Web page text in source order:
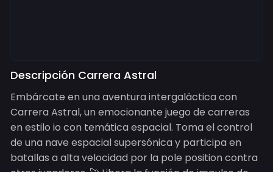
Descripción Carrera Astral
Embárcate en una aventura intergaláctica con
Carrera Astral, un emocionante juego de carreras
en estilo io con temática espacial. Toma el control
de una nave espacial supersónica y participa en
batallas a alta velocidad por la pole position contra